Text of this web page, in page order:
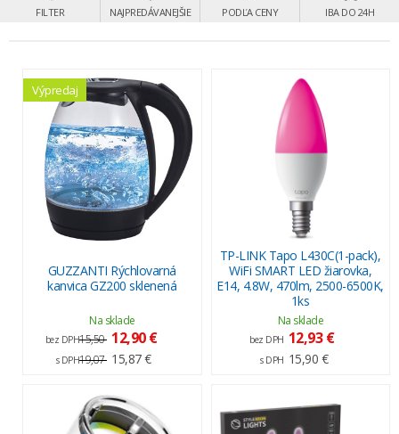
FILTER NAJPREDÁVANEJŠIE PODĽA CENY IBA DO 24H
Výpredaj
GUZZANTI Rýchlovarná
kanvica GZ200 sklenená
Na sklade
bez DPH15,50 12,90 €
s DPH19,07 15,87 €
TP-LINK Tapo L430C(1-pack),
WiFi SMART LED žiarovka,
E14, 4.8W, 470lm, 2500-6500K,
1ks
Na sklade
bez DPH 12,93 €
s DPH 15,90 €